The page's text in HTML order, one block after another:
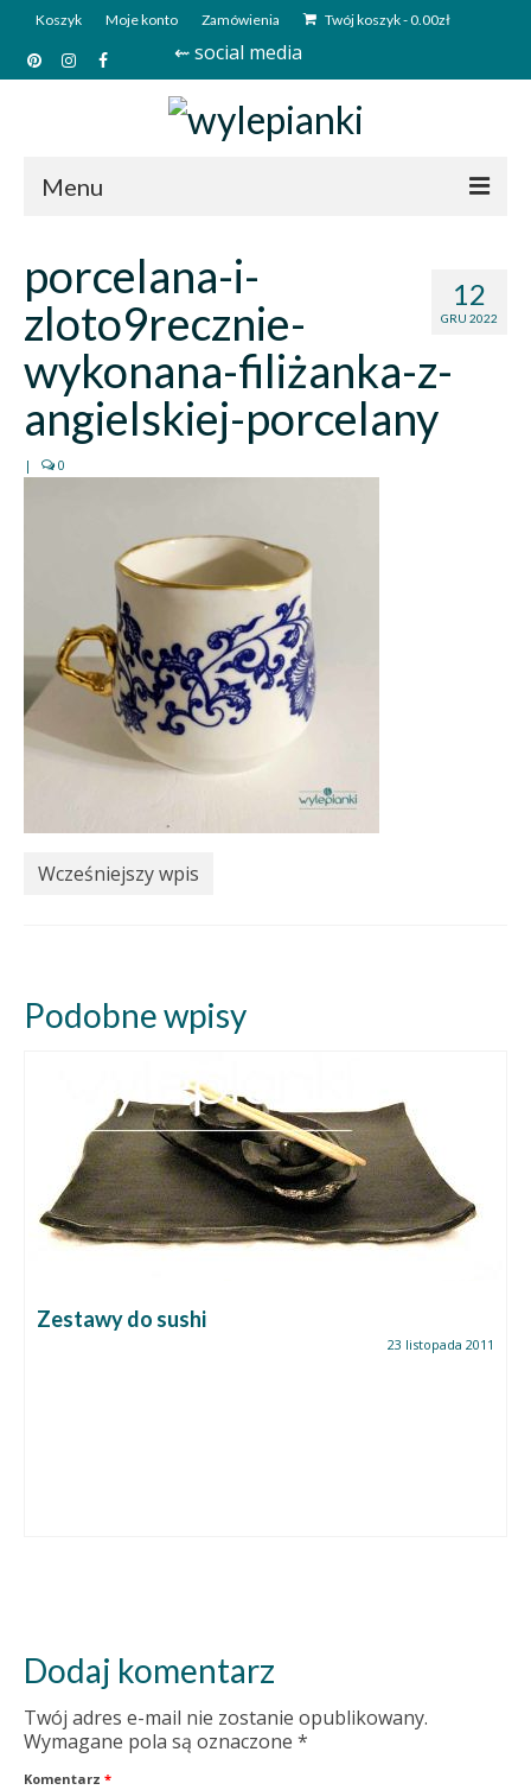
Koszyk Moje konto Zamówienia Twój koszyk-0.00zł
⇜ social media
Menu
Sklep
Kim jesteśmy?
Kontakt
Deutsch
12
GRU 2022
porcelana-i-
zloto9recznie-
wykonana-filiżanka-z-
angielskiej-porcelany
| 0
Wcześniejszy wpis
Podobne wpisy
Zestawy do sushi
23 listopada 2011
Dodaj komentarz
Twój adres e-mail nie zostanie opublikowany.
Wymagane pola są oznaczone *
Komentarz *